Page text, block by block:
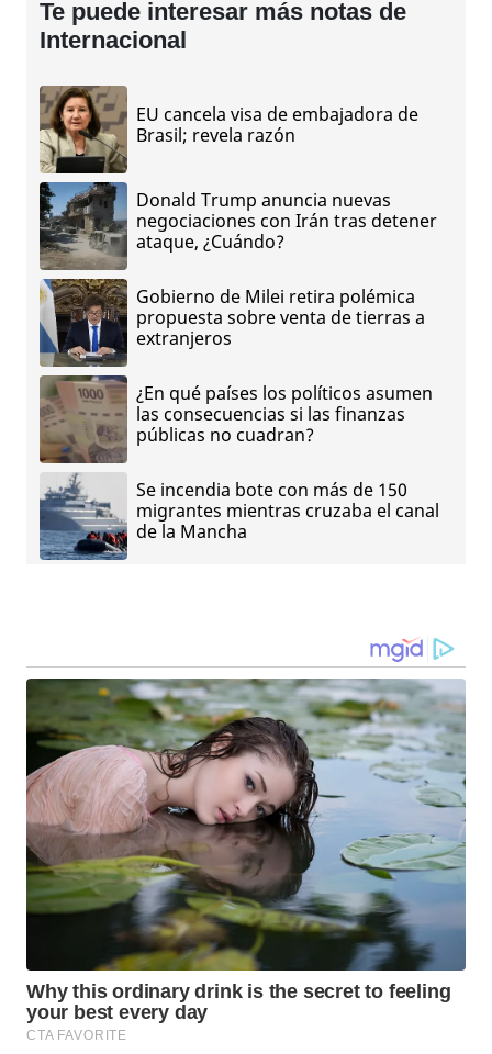
Te puede interesar más notas de
Internacional
EU cancela visa de embajadora de
Brasil; revela razón
Donald Trump anuncia nuevas
negociaciones con Irán tras detener
ataque, ¿Cuándo?
Gobierno de Milei retira polémica
propuesta sobre venta de tierras a
extranjeros
¿En qué países los políticos asumen
las consecuencias si las finanzas
públicas no cuadran?
Se incendia bote con más de 150
migrantes mientras cruzaba el canal
de la Mancha